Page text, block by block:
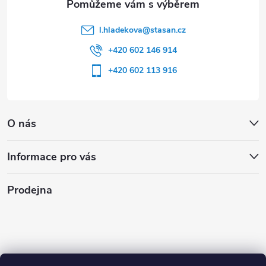
O nás
Informace pro vás
l.hladekova@stasan.cz
+420 602 146 914
+420 602 113 916
Prodejna